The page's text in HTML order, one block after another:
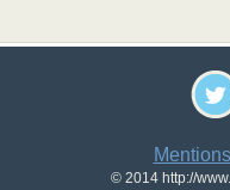
© 2014 http://